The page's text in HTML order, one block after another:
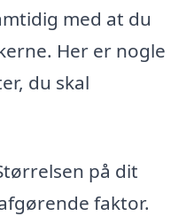
med at du
Her er nogle
du skal
på dit
faktor.